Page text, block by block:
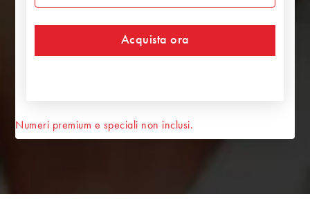
Acquista ora
Numeri premium e speciali non inclusi.